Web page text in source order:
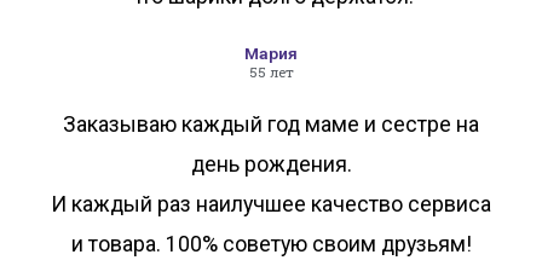
Мария
55 лет
Заказываю каждый год маме и сестре на
день рождения.
И каждый раз наилучшее качество сервиса
и товара. 100% советую своим друзьям!